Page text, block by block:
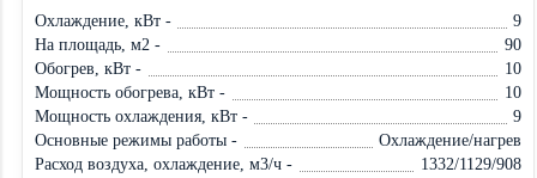
Охлаждение, кВт -
9
На площадь, м2 -
90
Обогрев, кВт -
10
Мощность обогрева, кВт -
10
Мощность охлаждения, кВт -
9
Основные режимы работы -
Охлаждение/нагрев
Расход воздуха, охлаждение, м3/ч -
1332/1129/908